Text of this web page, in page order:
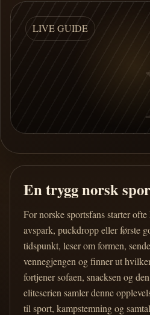
LIVE GUIDE
En trygg norsk
For norske sportsfans starter
avspark, puckdropp eller første
tidspunkt, leser om formen,
vennegjengen og finner ut
fortjener sofaen, snacksen og
eliteserien samler denne
til sport, kampstemning og